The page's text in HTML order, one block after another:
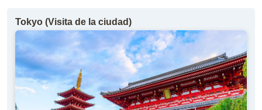
Tokyo (Visita de la ciudad)